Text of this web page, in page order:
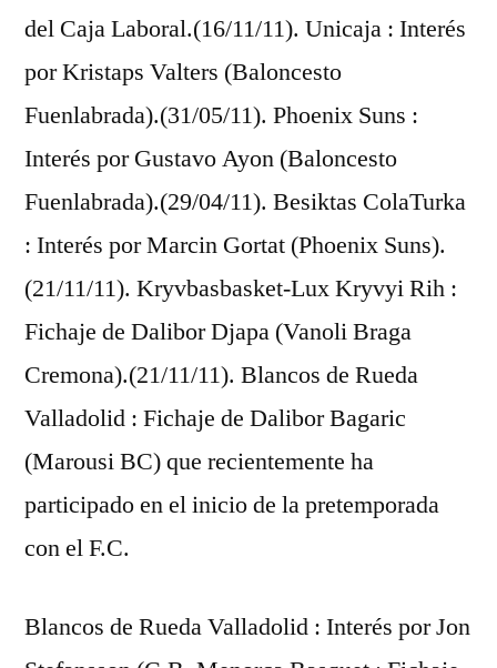
del Caja Laboral.(16/11/11). Unicaja : Interés
por Kristaps Valters (Baloncesto
Fuenlabrada).(31/05/11). Phoenix Suns :
Interés por Gustavo Ayon (Baloncesto
Fuenlabrada).(29/04/11). Besiktas ColaTurka
: Interés por Marcin Gortat (Phoenix Suns).
(21/11/11). Kryvbasbasket-Lux Kryvyi Rih :
Fichaje de Dalibor Djapa (Vanoli Braga
Cremona).(21/11/11). Blancos de Rueda
Valladolid : Fichaje de Dalibor Bagaric
(Marousi BC) que recientemente ha
participado en el inicio de la pretemporada
con el F.C.
Blancos de Rueda Valladolid : Interés por Jon